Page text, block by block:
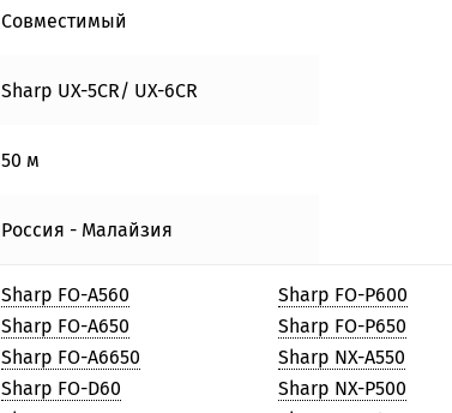
Совместимый
Sharp UX-5CR/ UX-6CR
50 м
Россия - Малайзия
Sharp FO-A560
Sharp FO-A650
Sharp FO-A6650
Sharp FO-D60
Sharp FO-P600
Sharp FO-P650
Sharp NX-A550
Sharp NX-P500